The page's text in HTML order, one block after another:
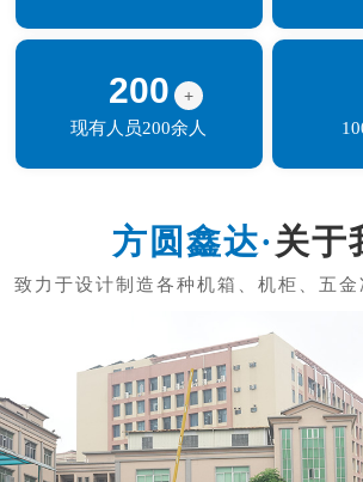
200
+
现有人员200余人
关于